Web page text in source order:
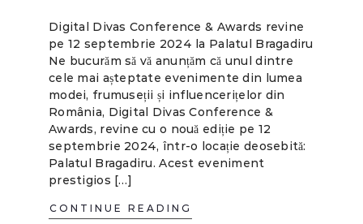
Digital Divas Conference & Awards revine
pe 12 septembrie 2024 la Palatul Bragadiru
Ne bucurăm să vă anunțăm că unul dintre
cele mai așteptate evenimente din lumea
modei, frumuseții și influencerițelor din
România, Digital Divas Conference &
Awards, revine cu o nouă ediție pe 12
septembrie 2024, într-o locație deosebită:
Palatul Bragadiru. Acest eveniment
prestigios […]
CONTINUE READING